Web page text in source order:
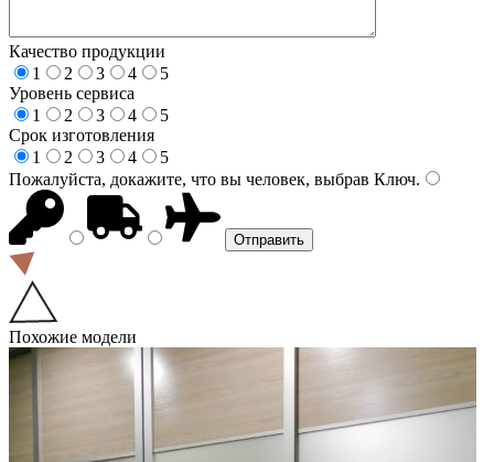
Качество продукции
1
2 3 4
5
Уровень сервиса
1
2 3 4
5
Срок изготовления
1
2 3 4
5
Пожалуйста, докажите, что вы человек, выбрав Ключ.
Похожие модели